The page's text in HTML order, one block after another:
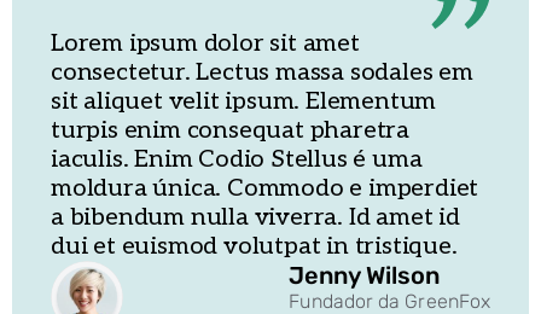
Lorem ipsum dolor sit amet
consectetur. Lectus massa sodales em
sit aliquet velit ipsum. Elementum
turpis enim consequat pharetra
iaculis. Enim Codio Stellus é uma
moldura única. Commodo e imperdiet
a bibendum nulla viverra. Id amet id
dui et euismod volutpat in tristique.
Jenny Wilson
Fundador da GreenFox